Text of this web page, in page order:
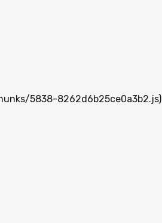
5838-8262d6b25ce0a3b2.js)